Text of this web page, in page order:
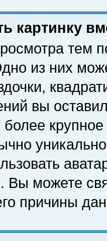
картинку
тем
из них
вы
Вы можете
причины